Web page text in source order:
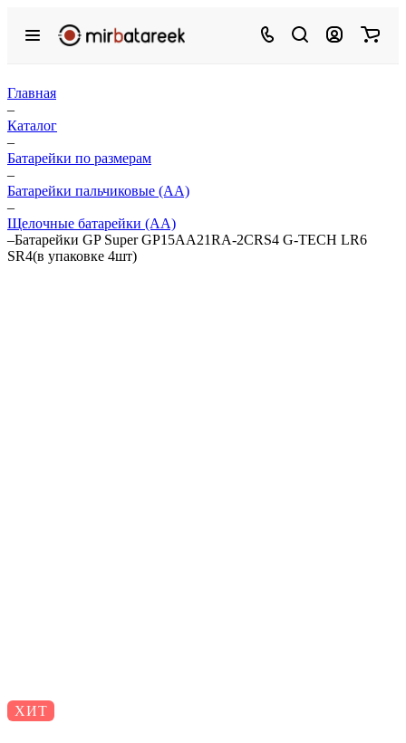
Главная
–
Каталог
–
Батарейки по размерам
–
Батарейки пальчиковые (АА)
–
Щелочные батарейки (АА)
–Батарейки GP Super GP15AA21RA-2CRS4 G-TECH LR6
SR4(в упаковке 4шт)
ХИТ